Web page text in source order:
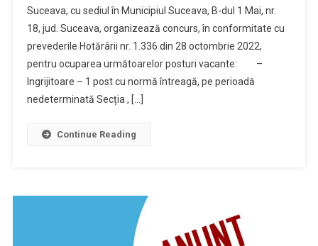
Suceava, cu sediul în Municipiul Suceava, B-dul 1 Mai, nr.
18, jud. Suceava, organizează concurs, în conformitate cu
prevederile Hotărârii nr. 1.336 din 28 octombrie 2022,
pentru ocuparea următoarelor posturi vacante: –
Ingrijitoare – 1 post cu normă întreagă, pe perioadă
nedeterminată Secția , […]
Continue Reading